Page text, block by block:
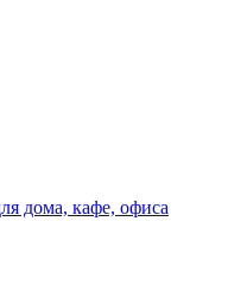
дома, кафе, офиса